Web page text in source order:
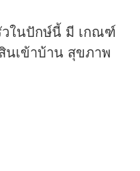
ในปักษ์นี้ มี เกณฑ์
นเข้าบ้าน สุขภาพ